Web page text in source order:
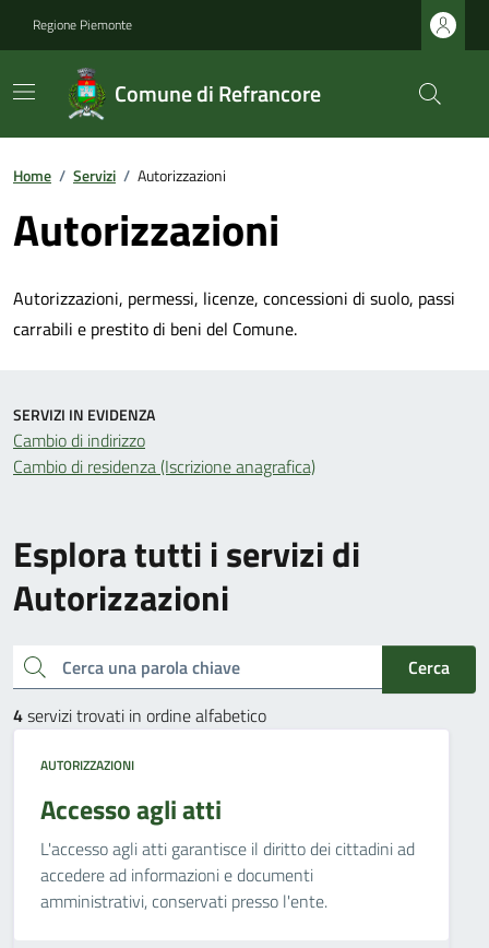
Regione Piemonte
Comune di Refrancore
Home / Servizi / Autorizzazioni
Autorizzazioni
Autorizzazioni, permessi, licenze, concessioni di suolo, passi
carrabili e prestito di beni del Comune.
Esplora tutti i servizi di
Autorizzazioni
Cerca una parola chiave
Cerca
4servizi trovati in ordine alfabetico
AUTORIZZAZIONI
Accesso agli atti
L'accesso agli atti garantisce il diritto dei cittadini ad
accedere ad informazioni e documenti
amministrativi, conservati presso l'ente.
SERVIZI IN EVIDENZA
Cambio di indirizzo
Cambio di residenza (Iscrizione anagrafica)